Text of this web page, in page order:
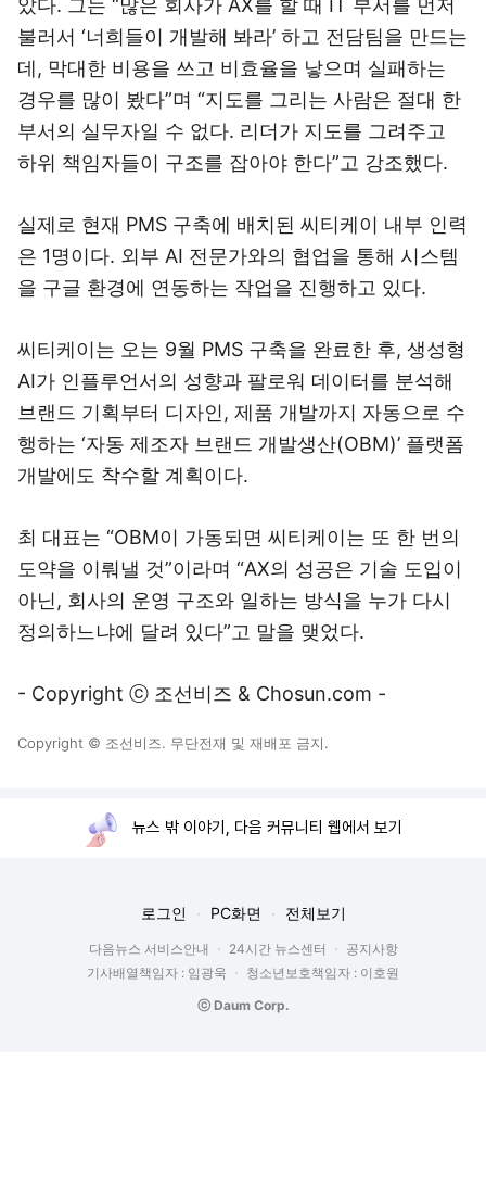
았다. 그는 “많은 회사가 AX를 할 때 IT 부서를 먼저
불러서 ‘너희들이 개발해 봐라’ 하고 전담팀을 만드는
데, 막대한 비용을 쓰고 비효율을 낳으며 실패하는
경우를 많이 봤다”며 “지도를 그리는 사람은 절대 한
부서의 실무자일 수 없다. 리더가 지도를 그려주고
하위 책임자들이 구조를 잡아야 한다”고 강조했다.
실제로 현재 PMS 구축에 배치된 씨티케이 내부 인력
은 1명이다. 외부 AI 전문가와의 협업을 통해 시스템
을 구글 환경에 연동하는 작업을 진행하고 있다.
씨티케이는 오는 9월 PMS 구축을 완료한 후, 생성형
AI가 인플루언서의 성향과 팔로워 데이터를 분석해
브랜드 기획부터 디자인, 제품 개발까지 자동으로 수
행하는 ‘자동 제조자 브랜드 개발생산(OBM)’ 플랫폼
개발에도 착수할 계획이다.
최 대표는 “OBM이 가동되면 씨티케이는 또 한 번의
도약을 이뤄낼 것”이라며 “AX의 성공은 기술 도입이
아닌, 회사의 운영 구조와 일하는 방식을 누가 다시
정의하느냐에 달려 있다”고 말을 맺었다.
- Copyright ⓒ 조선비즈 & Chosun.com -
Copyright © 조선비즈. 무단전재 및 재배포 금지.
뉴스 밖 이야기, 다음 커뮤니티 웹에서 보기
로그인 PC화면 전체보기
다음뉴스 서비스안내 24시간 뉴스센터
공지사항
기사배열책임자 : 임광욱
청소년보호책임자 : 이호원
ⓒ Daum Corp.